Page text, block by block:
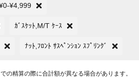
¥4,999
ｶﾞｽｹｯﾄ,M/T ｹｰｽ
ﾅｯﾄ,ﾌﾛﾝﾄ ｻｽﾍﾟﾝｼｮﾝ ｽﾌﾟﾘﾝｸﾞ
の精算の際に合計額が異なる場合があります。